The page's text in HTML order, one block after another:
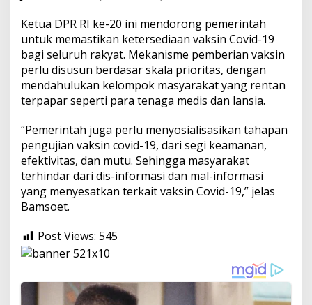
Ketua DPR RI ke-20 ini mendorong pemerintah
untuk memastikan ketersediaan vaksin Covid-19
bagi seluruh rakyat. Mekanisme pemberian vaksin
perlu disusun berdasar skala prioritas, dengan
mendahulukan kelompok masyarakat yang rentan
terpapar seperti para tenaga medis dan lansia.
“Pemerintah juga perlu menyosialisasikan tahapan
pengujian vaksin covid-19, dari segi keamanan,
efektivitas, dan mutu. Sehingga masyarakat
terhindar dari dis-informasi dan mal-informasi
yang menyesatkan terkait vaksin Covid-19,” jelas
Bamsoet.
Post Views: 545